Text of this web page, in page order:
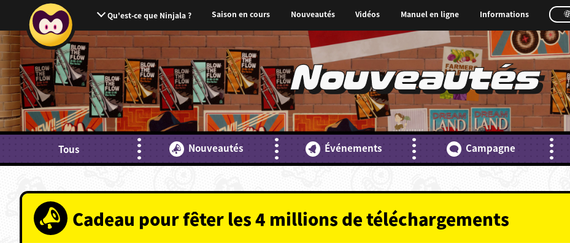
Qu'est-ce que Ninjala ? Saison en cours Nouveautés Vidéos Manuel en ligne Informations
Nouveautés
Tous Nouveautés Événements Campagne
Cadeau pour fêter les 4 millions de téléchargements